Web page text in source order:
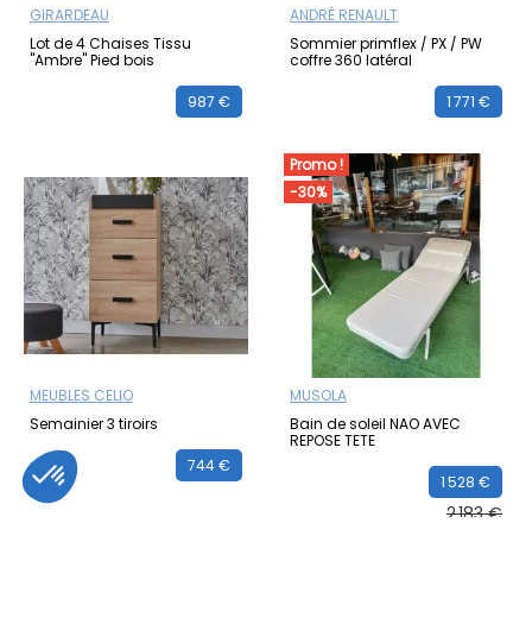
GIRARDEAU
Lot de 4 Chaises Tissu
"Ambre" Pied bois
987 €
ANDRÉ RENAULT
Sommier primflex / PX / PW
coffre 360 latéral
1 771 €
MEUBLES CELIO
Semainier 3 tiroirs
744 €
Promo !
-30%
MUSOLA
Bain de soleil NAO AVEC
REPOSE TETE
1 528 €
2 183 €